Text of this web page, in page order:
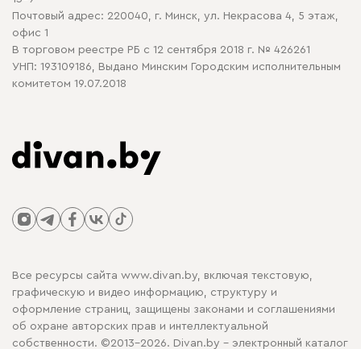
Почтовый адрес: 220040, г. Минск, ул. Некрасова 4, 5 этаж,
офис 1
В торговом реестре РБ с 12 сентября 2018 г. № 426261
УНП: 193109186, Выдано Минским Городским исполнительным
комитетом 19.07.2018
Все ресурсы сайта www.divan.by, включая текстовую,
графическую и видео информацию, структуру и
оформление страниц, защищены законами и соглашениями
об охране авторских прав и интеллектуальной
собственности. ©2013-2026. Divan.by - электронный каталог